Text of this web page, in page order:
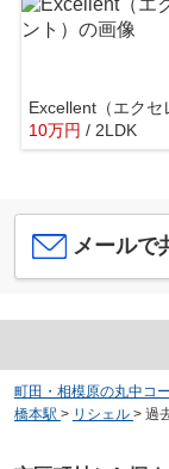
10万円 / 2LDK
メールで
町田・相模原の丸中コ
橋本駅 > リシェル > 過